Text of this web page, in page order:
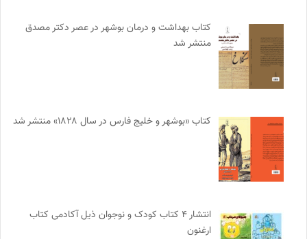
کتاب بهداشت و درمان بوشهر در عصر دکتر مصدق
منتشر شد
کتاب «بوشهر و خلیج فارس در سال ۱۸۲۸» منتشر شد
انتشار ۴ کتاب کودک و نوجوان ذیل آکادمی کتاب
ارغنون